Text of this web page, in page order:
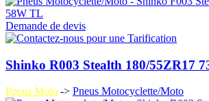
Demande de devis
Shinko R003 Stealth 180/55ZR17
Pneus Moto -> Pneus Motocyclette/Moto